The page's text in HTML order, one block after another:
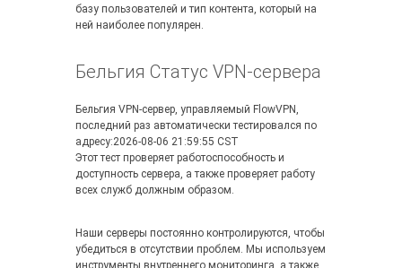
базу пользователей и тип контента, который на
ней наиболее популярен.
Бельгия Статус VPN-сервера
Бельгия VPN-сервер, управляемый FlowVPN,
последний раз автоматически тестировался по
адресу:2026-08-06 21:59:55 CST
Этот тест проверяет работоспособность и
доступность сервера, а также проверяет работу
всех служб должным образом.
Наши серверы постоянно контролируются, чтобы
убедиться в отсутствии проблем. Мы используем
инструменты внутреннего мониторинга, а также